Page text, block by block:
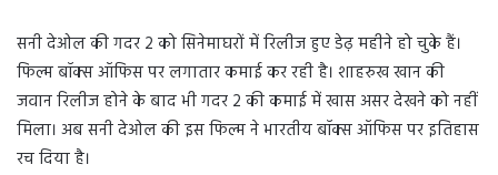
सनी देओल की गदर 2 को सिनेमाघरों में रिलीज हुए डेढ़ महीने हो चुके हैं।
फिल्म बॉक्स ऑफिस पर लगातार कमाई कर रही है। शाहरुख खान की
जवान रिलीज होने के बाद भी गदर 2 की कमाई में खास असर देखने को नहीं
मिला। अब सनी देओल की इस फिल्म ने भारतीय बॉक्स ऑफिस पर इतिहास
रच दिया है।